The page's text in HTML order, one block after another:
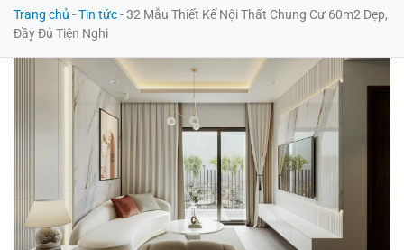
Trang chủ -Tin tức-32 Mẫu Thiết Kế Nội Thất Chung Cư 60m2 Dẹp,
Đầy Đủ Tiện Nghi